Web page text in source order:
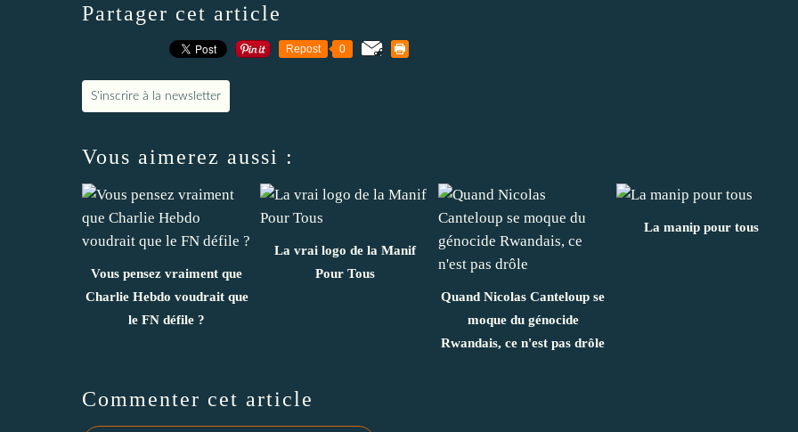
Partager cet article
Repost 0
S'inscrire à la newsletter
Vous aimerez aussi :
Vous pensez vraiment que
Charlie Hebdo voudrait que
le FN défile ?
La vrai logo de la Manif
Pour Tous
Quand Nicolas Canteloup se
moque du génocide
Rwandais, ce n'est pas drôle
La manip pour tous
Commenter cet article